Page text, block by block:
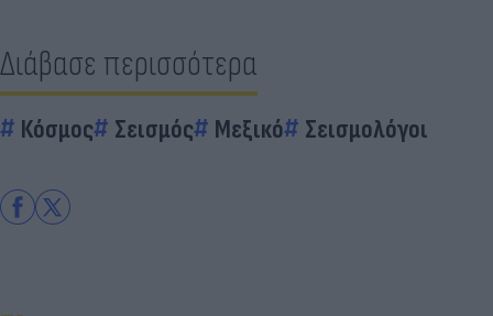
Διάβασε περισσότερα
Κόσμος Σεισμός Μεξικό Σεισμολόγοι